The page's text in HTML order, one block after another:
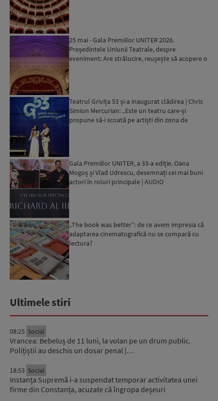
25 mai - Gala Premiilor UNITER 2026.
Președintele Uniunii Teatrale, despre
eveniment: Are strălucire, reușește să acopere o
Teatrul Grivița 53 și-a inaugurat clădirea | Chris
Simion Mercurian: „Este un teatru care-și
propune să-i scoată pe artiști din zona de
Gala Premiilor UNITER, a 33-a ediție. Oana
Mogoș și Vlad Udrescu, desemnați cei mai buni
actori în roluri principale | AUDIO
„The book was better”: de ce avem impresia că
adaptarea cinematografică nu se compară cu
lectura?
Ultimele stiri
08:25 Social
Vrancea: Bebeluș de 11 luni, la volan pe un drum public.
Polițiștii au deschis un dosar penal |…
18:53 Social
Instanța Supremă i-a suspendat temporar activitatea unei
firme din Constanța, acuzate că îngropa deșeuri